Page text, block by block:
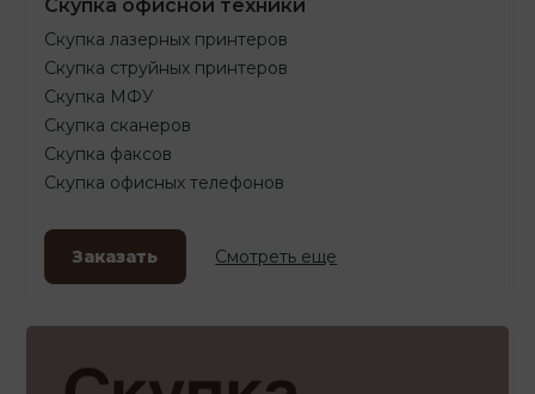
Скупка офисной техники
Скупка лазерных принтеров
Скупка струйных принтеров
Скупка МФУ
Скупка сканеров
Скупка факсов
Скупка офисных телефонов
Заказать Смотреть еще